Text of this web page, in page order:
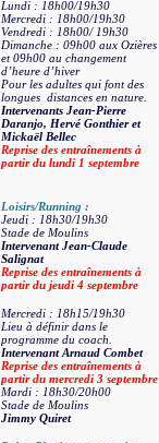
Lundi : 18h00/19h30
Mercredi : 18h00/19h30
Vendredi : 18h00/ 19h30
Dimanche : 09h00 aux Ozières
et 09h00 au changement
d’heure d’hiver
Pour les adultes qui font des
longues distances en nature.
Intervenants Jean-Pierre
Daranjo, Hervé Gonthier et
Mickaël Bellec
Reprise des entraînements à
partir du lundi 1 septembre
Loisirs/Running :
Jeudi : 18h30/19h30
Stade de Moulins
Intervenant Jean-Claude
Salignat
Reprise des entraînements à
partir du jeudi 4 septembre
Mercredi : 18h15/19h30
Lieu à définir dans le
programme du coach.
Intervenant Arnaud Combet
Reprise des entraînements à
partir du mercredi 3 septembre
Mardi : 18h30/20h00
Stade de Moulins
Jimmy Quiret